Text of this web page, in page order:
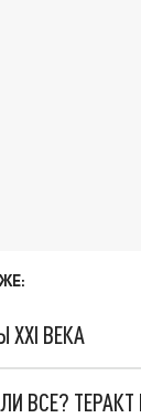
ВЕКА
ВСЕ?